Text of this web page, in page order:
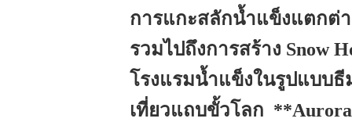
การแกะสลักน้ำแข็งแตกต่
รวมไปถึงการสร้าง Snow
โรงแรมน้ำแข็งในรูปแบบ
เที่ยวแถบขั้วโลก